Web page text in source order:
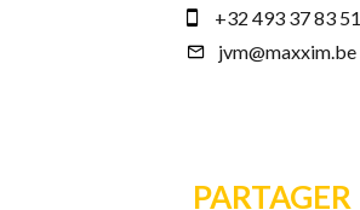
+32 493 37 83 51
jvm@maxxim.be
PARTAGER